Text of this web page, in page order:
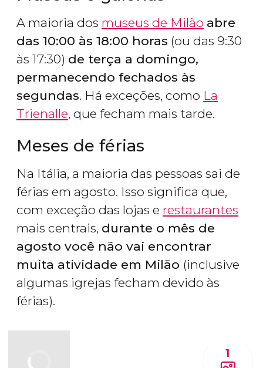
A maioria dos museus de Milão abre
das 10:00 às 18:00 horas (ou das 9:30
às 17:30) de terça a domingo,
permanecendo fechados às
segundas. Há exceções, como La
Trienalle, que fecham mais tarde.
Meses de férias
Na Itália, a maioria das pessoas sai de
férias em agosto. Isso significa que,
com exceção das lojas e restaurantes
mais centrais, durante o mês de
agosto você não vai encontrar
muita atividade em Milão (inclusive
algumas igrejas fecham devido às
férias).
1